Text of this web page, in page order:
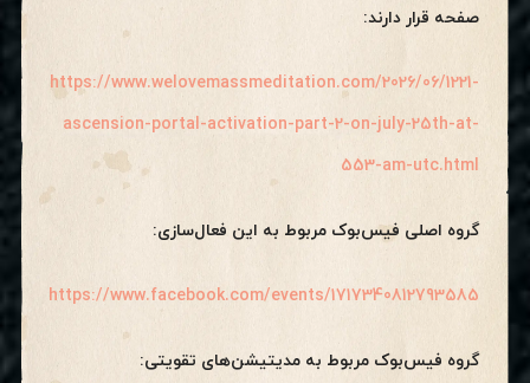
صفحه قرار دارند:
https://www.welovemassmeditation.com/2026/06/1221-
ascension-portal-activation-part-2-on-july-25th-at-
553-am-utc.html
گروه اصلی فیس‌بوک مربوط به این فعال‌سازی:
https://www.facebook.com/events/1717340812793585
گروه فیس‌بوک مربوط به مدیتیشن‌های تقویتی: